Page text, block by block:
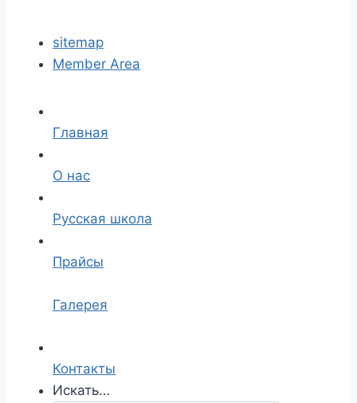
sitemap
Member Area
Главная
О нас
Русская школа
Прайсы
Галерея
Контакты
Искать…